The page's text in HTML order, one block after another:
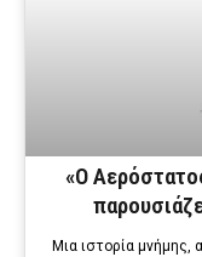
«Ο
Μια ιστορία μνήμης,